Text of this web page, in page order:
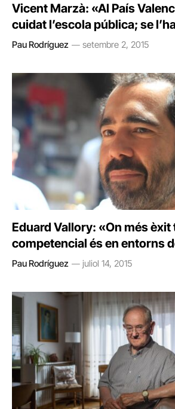
Vicent Marzà: «Al País
cuidat l’escola pública; se
Pau Rodríguez setembre 2, 2015
Eduard Vallory: «On més èxit
competencial és en entorns
Pau Rodríguez juliol 14, 2015